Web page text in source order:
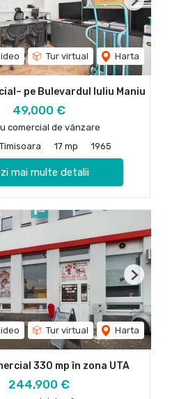
Tur virtual Harta
Next
pe Bulevardul Iuliu Maniu
49,000 €
comercial de vânzare
17 mp 1965
mai multe detalii
Tur virtual Harta
Next
330 mp în zona UTA
244,900 €